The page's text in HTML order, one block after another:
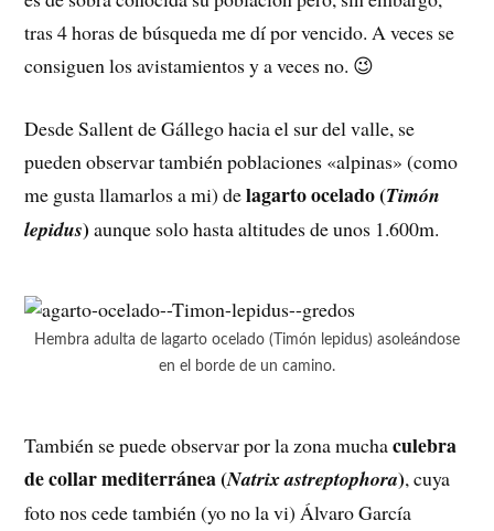
tras 4 horas de búsqueda me dí por vencido. A veces se
consiguen los avistamientos y a veces no. 😉
Desde Sallent de Gállego hacia el sur del valle, se
pueden observar también poblaciones «alpinas» (como
me gusta llamarlos a mi) delagarto ocelado (Timón
lepidus) aunque solo hasta altitudes de unos 1.600m.
Hembra adulta de lagarto ocelado (Timón lepidus) asoleándose
en el borde de un camino.
También se puede observar por la zona muchaculebra
de collar mediterránea (Natrix astreptophora), cuya
foto nos cede también (yo no la vi) Álvaro García